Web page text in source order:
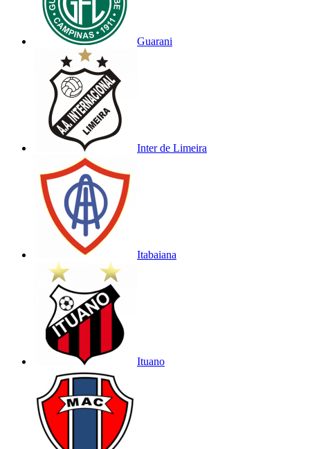
Guarani
Inter de Limeira
Itabaiana
Ituano